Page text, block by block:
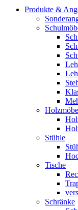
Produkte &
Stühle
Tische
Schränke